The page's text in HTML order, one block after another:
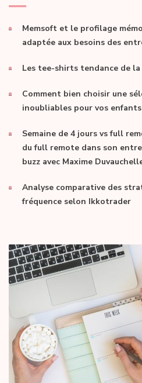
Memsoft et le profilage
adaptée aux besoins des
Les tee-shirts tendance de
Comment bien choisir une
inoubliables pour vos enfants
Semaine de 4 jours vs full
du full remote dans son
buzz avec Maxime
Analyse comparative des
fréquence selon Ikkotrader